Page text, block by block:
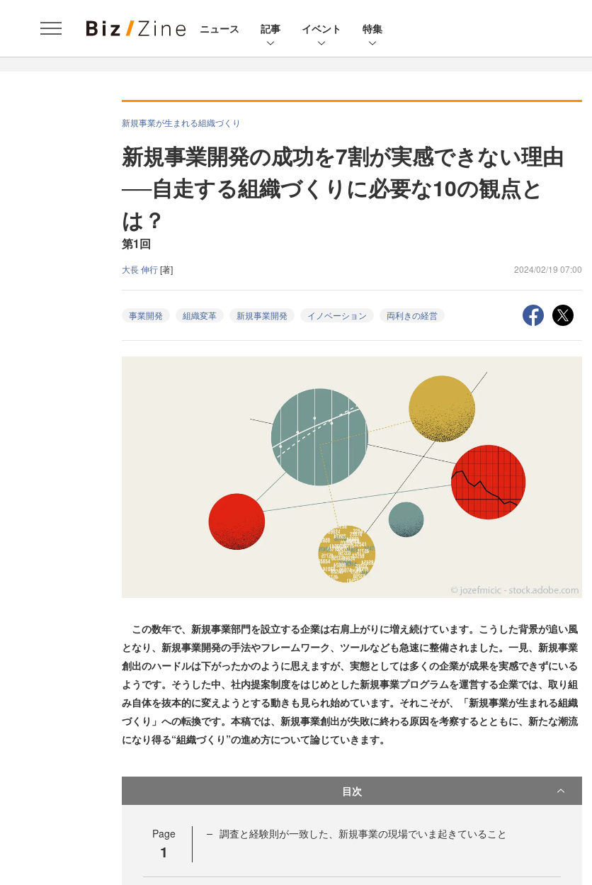
ニュース 記事 イベント 特集
新規事業が生まれる組織づくり
新規事業開発の成功を7割が実感できない理由
──自走する組織づくりに必要な10の観点と
は？
第1回
大長 伸行[著] 2024/02/19 07:00
事業開発 組織変革 新規事業開発 イノベーション 両利きの経営
この数年で、新規事業部門を設立する企業は右肩上がりに増え続けています。こうした背景が追い風
となり、新規事業開発の手法やフレームワーク、ツールなども急速に整備されました。一見、新規事業
創出のハードルは下がったかのように思えますが、実態としては多くの企業が成果を実感できずにいる
ようです。そうした中、社内提案制度をはじめとした新規事業プログラムを運営する企業では、取り組
み自体を抜本的に変えようとする動きも見られ始めています。それこそが、「新規事業が生まれる組織
づくり」への転換です。本稿では、新規事業創出が失敗に終わる原因を考察するとともに、新たな潮流
になり得る“組織づくり”の進め方について論じていきます。
目次
Page
1
調査と経験則が一致した、新規事業の現場でいま起きていること